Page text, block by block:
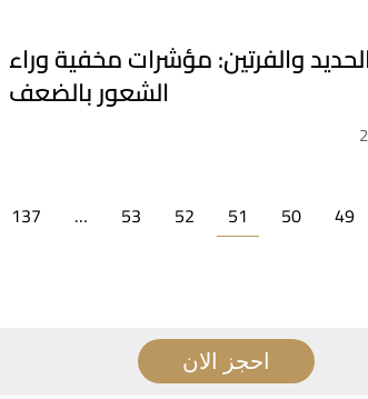
والفرتين: مؤشرات مخفية وراء
الشعور بالضعف
49
50
51
52
53
…
137
احجز الان